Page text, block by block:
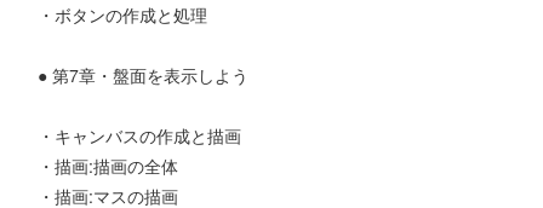
・ボタンの作成と処理
● 第7章・盤面を表示しよう
・キャンバスの作成と描画
・描画:描画の全体
・描画:マスの描画